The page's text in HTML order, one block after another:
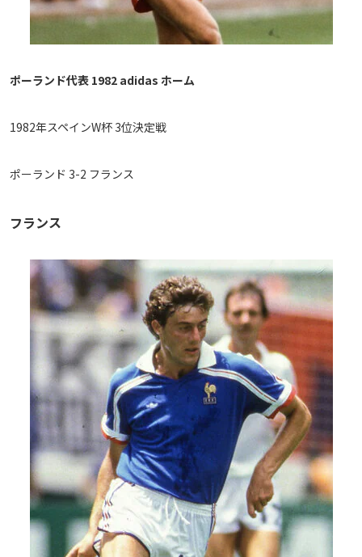
運営会社
ご利用にあたって
お問い合わせ
Share
© AbemaTV. Inc. All Rights Reserved.
ポーランド代表 1982 adidas ホーム
1982年スペインW杯 3位決定戦
ポーランド 3-2 フランス
フランス